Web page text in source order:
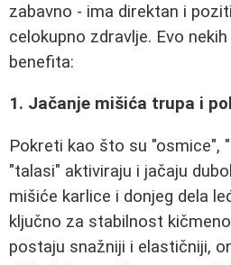
zabavno - ima direktan i
celokupno zdravlje. Evo
benefita:
1. Jačanje mišića trupa i
Pokreti kao što su "osmice",
"talasi" aktiviraju i jačaju
mišiće karlice i donjeg dela
ključno za stabilnost
postaju snažniji i elastičniji,